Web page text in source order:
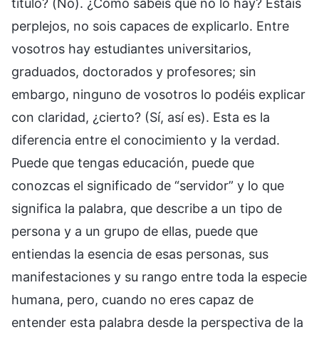
título? (No). ¿Cómo sabéis que no lo hay? Estáis
perplejos, no sois capaces de explicarlo. Entre
vosotros hay estudiantes universitarios,
graduados, doctorados y profesores; sin
embargo, ninguno de vosotros lo podéis explicar
con claridad, ¿cierto? (Sí, así es). Esta es la
diferencia entre el conocimiento y la verdad.
Puede que tengas educación, puede que
conozcas el significado de “servidor” y lo que
significa la palabra, que describe a un tipo de
persona y a un grupo de ellas, puede que
entiendas la esencia de esas personas, sus
manifestaciones y su rango entre toda la especie
humana, pero, cuando no eres capaz de
entender esta palabra desde la perspectiva de la